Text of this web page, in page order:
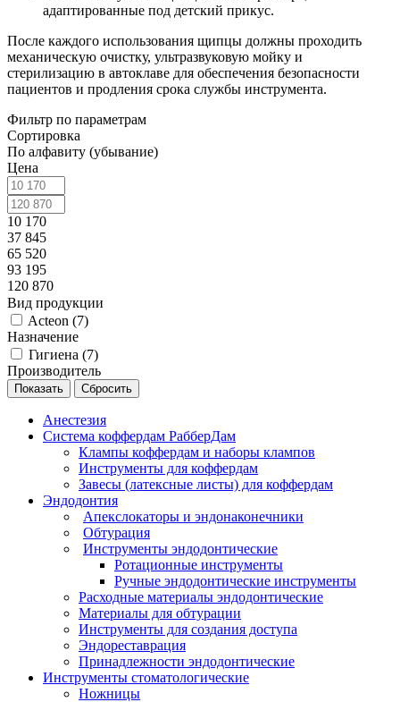
адаптированные под детский прикус.
После каждого использования щипцы должны проходить
механическую очистку, ультразвуковую мойку и
стерилизацию в автоклаве для обеспечения безопасности
пациентов и продления срока службы инструмента.
Фильтр по параметрам
Сортировка
По алфавиту (убывание)
Цена
10 170
37 845
65 520
93 195
120 870
Вид продукции
Acteon (7)
Назначение
Гигиена (7)
Производитель
Сбросить
Анестезия
Система коффердам РабберДам
Клампы коффердам и наборы клампов
Инструменты для коффердам
Завесы (латексные листы) для коффердам
Эндодонтия
Апекслокаторы и эндонаконечники
Обтурация
Инструменты эндодонтические
Ротационные инструменты
Ручные эндодонтические инструменты
Расходные материалы эндодонтические
Материалы для обтурации
Инструменты для создания доступа
Эндореставрация
Принадлежности эндодонтические
Инструменты стоматологические
Ножницы